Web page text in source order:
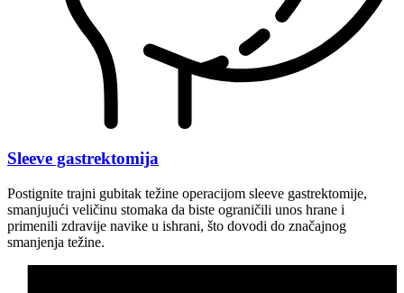
Sleeve gastrektomija
Postignite trajni gubitak težine operacijom sleeve gastrektomije,
smanjujući veličinu stomaka da biste ograničili unos hrane i
primenili zdravije navike u ishrani, što dovodi do značajnog
smanjenja težine.